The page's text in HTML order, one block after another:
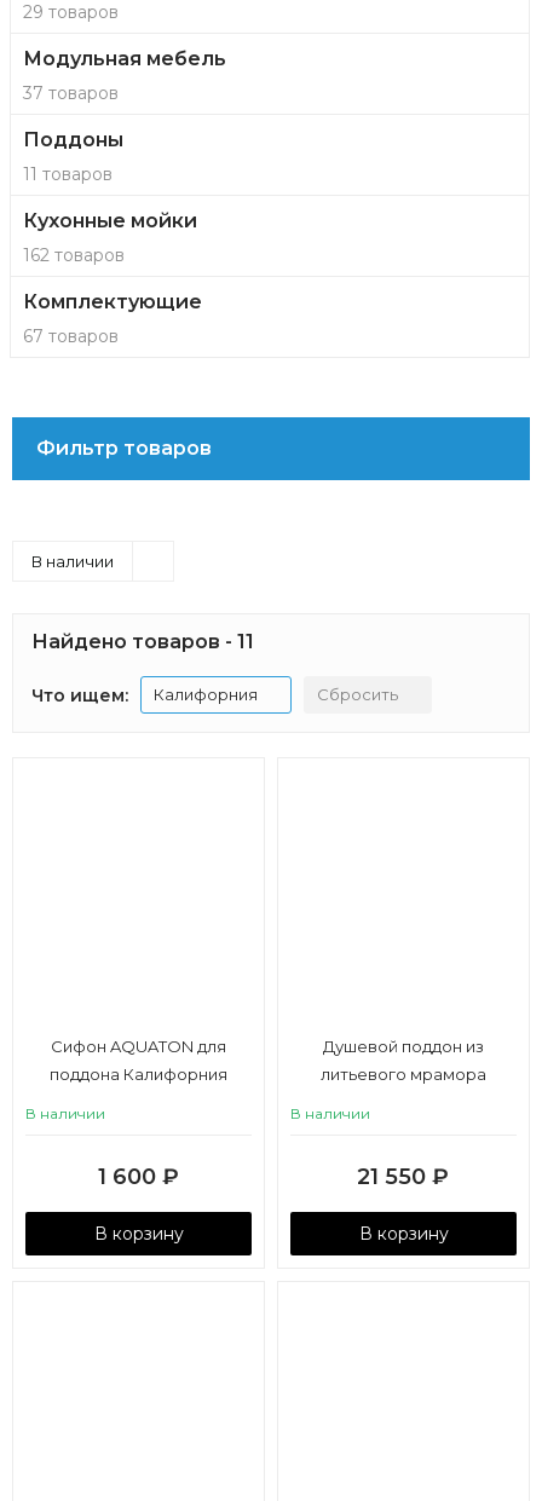
29 товаров
Модульная мебель
37 товаров
Поддоны
11 товаров
Кухонные мойки
162 товаров
Комплектующие
67 товаров
Фильтр товаров
В наличии
Найдено товаров - 11
Что ищем: Калифорния Сбросить
Сифон AQUATON для
поддона Калифорния
В наличии
1 600 ₽
В корзину
Душевой поддон из
литьевого мрамора
В наличии
21 550 ₽
В корзину